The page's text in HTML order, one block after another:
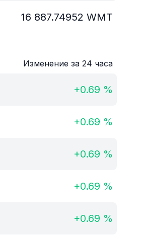
16 887.74952 WMT
Изменение за 24 часа
+0.69 %
+0.69 %
+0.69 %
+0.69 %
+0.69 %